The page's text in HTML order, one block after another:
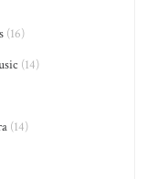
(16)
(14)
(14)